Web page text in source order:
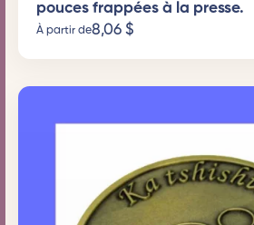
pouces frappées à la presse.
À partir de8,06 $